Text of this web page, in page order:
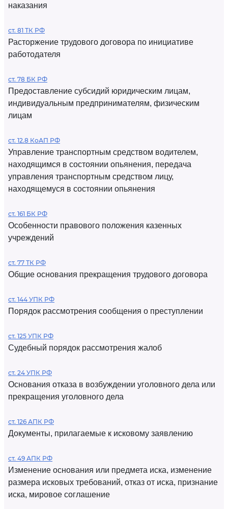
наказания
ст. 81 ТК РФ
Расторжение трудового договора по инициативе
работодателя
ст. 78 БК РФ
Предоставление субсидий юридическим лицам,
индивидуальным предпринимателям, физическим
лицам
ст. 12.8 КоАП РФ
Управление транспортным средством водителем,
находящимся в состоянии опьянения, передача
управления транспортным средством лицу,
находящемуся в состоянии опьянения
ст. 161 БК РФ
Особенности правового положения казенных
учреждений
ст. 77 ТК РФ
Общие основания прекращения трудового договора
ст. 144 УПК РФ
Порядок рассмотрения сообщения о преступлении
ст. 125 УПК РФ
Судебный порядок рассмотрения жалоб
ст. 24 УПК РФ
Основания отказа в возбуждении уголовного дела или
прекращения уголовного дела
ст. 126 АПК РФ
Документы, прилагаемые к исковому заявлению
ст. 49 АПК РФ
Изменение основания или предмета иска, изменение
размера исковых требований, отказ от иска, признание
иска, мировое соглашение